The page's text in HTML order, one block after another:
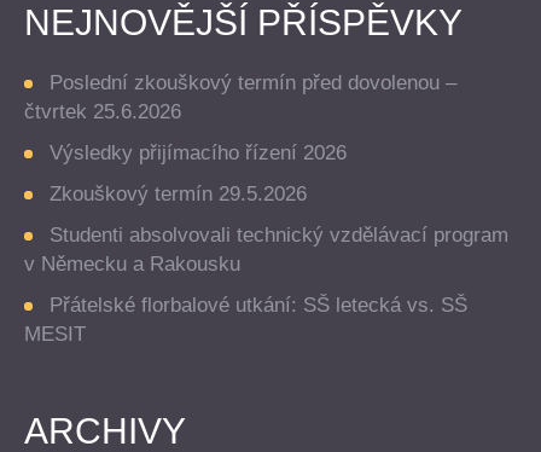
NEJNOVĚJŠÍ PŘÍSPĚVKY
Poslední zkouškový termín před dovolenou –
čtvrtek 25.6.2026
Výsledky přijímacího řízení 2026
Zkouškový termín 29.5.2026
Studenti absolvovali technický vzdělávací program
v Německu a Rakousku
Přátelské florbalové utkání: SŠ letecká vs. SŠ
MESIT
ARCHIVY